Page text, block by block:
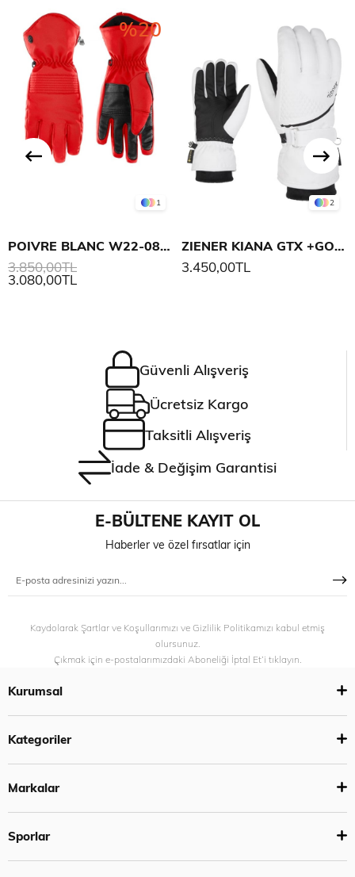
1
POIVRE BLANC W22-0870-WO STRETCH KADIN KAYAK ELDİVENİ
3.080,00TL
3.850,00TL
%20
2
ZIENER KIANA GTX +GORE PLUS WARM LADY GLOVE KAYAK ELDİVENİ
3.450,00TL
Güvenli Alışveriş
Ücretsiz Kargo
Taksitli Alışveriş
İade & Değişim Garantisi
E-BÜLTENE KAYIT OL
Haberler ve özel fırsatlar için
Kaydolarak Şartlar ve Koşullarımızı ve Gizlilik Politikamızı kabul etmiş
olursunuz.
Çıkmak için e-postalarımızdaki Aboneliği İptal Et’i tıklayın.
Kurumsal
Kategoriler
Markalar
Sporlar